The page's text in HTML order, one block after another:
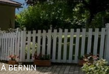
À BERNIN